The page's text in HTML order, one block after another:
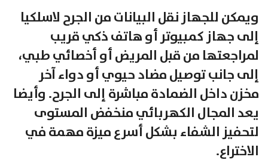
ويمكن للجهاز نقل البيانات من الجرح لاسلكيا
إلى جهاز كمبيوتر أو هاتف ذكي قريب
لمراجعتها من قبل المريض أو أخصائي طبي،
إلى جانب توصيل مضاد حيوي أو دواء آخر
مخزن داخل الضمادة مباشرة إلى الجرح. وأيضا
يعد المجال الكهربائي منخفض المستوى
لتحفيز الشفاء بشكل أسرع ميزة مهمة في
الاختراع.